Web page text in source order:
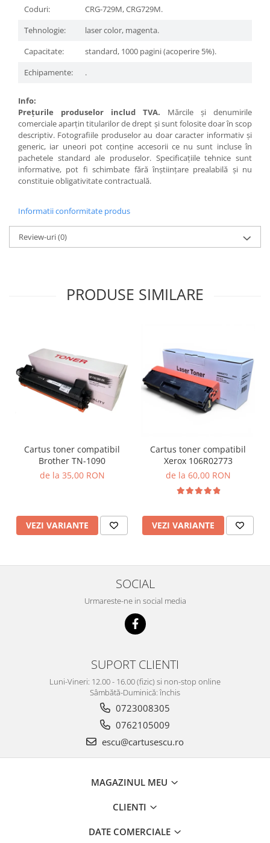
Coduri:
CRG-729M, CRG729M.
Tehnologie:
laser color, magenta.
Capacitate:
standard, 1000 pagini (acoperire 5%).
Echipamente:
.
Info:
Preţurile produselor includ TVA. Mărcile şi denumirile
comerciale aparţin titularilor de drept şi sunt folosite doar în scop
descriptiv. Fotografiile produselor au doar caracter informativ şi
generic, iar uneori pot conţine accesorii ce nu sunt incluse în
pachetele standard ale produselor. Specificaţiile tehnice sunt
informative, pot fi schimbate fără înştiinţare prealabilă şi nu
constituie obligativitate contractuală.
Informatii conformitate produs
Review-uri(0)
PRODUSE SIMILARE
Cartus toner compatibil
Brother TN-1090
de la 35,00 RON
VEZI VARIANTE
Cartus toner compatibil
Xerox 106R02773
de la 60,00 RON
VEZI VARIANTE
SOCIAL
Urmareste-ne in social media
SUPORT CLIENTI
Luni-Vineri: 12.00 - 16.00 (fizic) si non-stop online
Sâmbătă-Duminică: închis
0723008305
0762105009
escu@cartusescu.ro
MAGAZINUL MEU
CLIENTI
DATE COMERCIALE